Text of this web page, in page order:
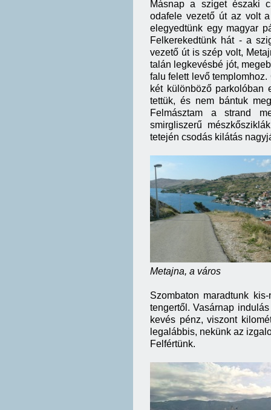
Másnap a sziget északi
odafele vezető út az volt
elegyedtünk egy magyar
Felkerekedtünk hát - a
vezető út is szép volt,
talán legkevésbé jót,
falu felett levő
két különböző parkolóban
tettük, és nem bántuk
Felmásztam a strand
smirgliszerű
tetején csodás kilátás
Metajna, a
Szombaton maradtunk
tengertől. Vasárnap
kevés pénz, viszont
legalábbis, nekünk az
Felfértünk.